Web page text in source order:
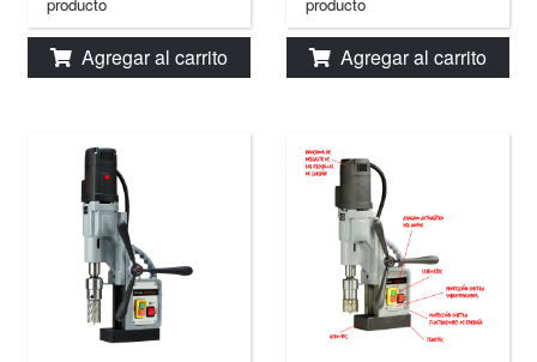
producto
Agregar al carrito
producto
Agregar al carrito